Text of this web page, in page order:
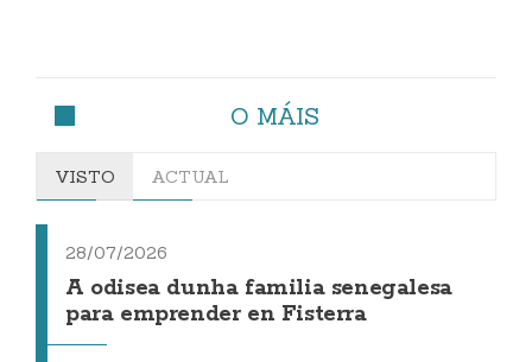
O MÁIS
VISTO ACTUAL
28/07/2026
A odisea dunha familia senegalesa
para emprender en Fisterra